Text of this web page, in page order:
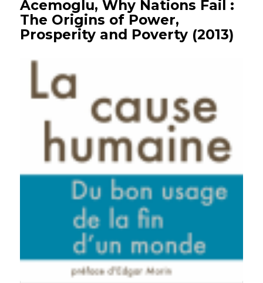
Acemoglu, Why Nations Fail :
The Origins of Power,
Prosperity and Poverty (2013)